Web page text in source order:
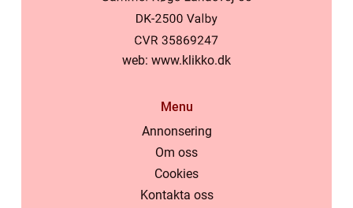
web: www.klikko.dk
Menu
Annonsering
Om oss
Cookies
Kontakta oss